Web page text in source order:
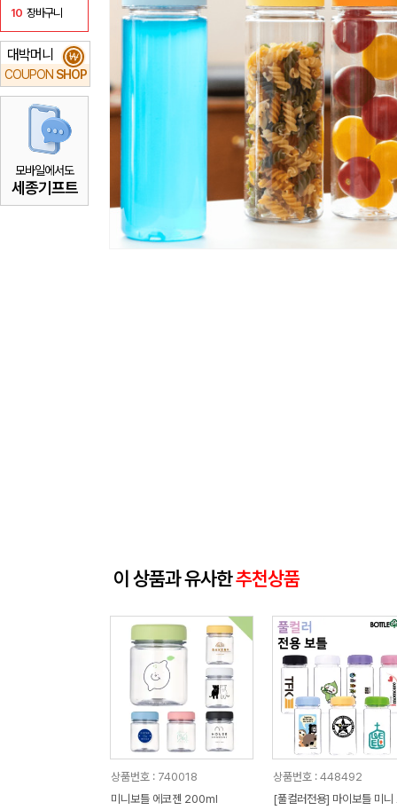
10 장바구니
대박머니
COUPON SHOP
₩
모바일에서도
세종기프트
이 상품과 유사한추천상품
상품번호 : 740018
미니보틀 에코젠 200ml
상품번호 : 448492
[풀컬러전용] 마이보틀 미니